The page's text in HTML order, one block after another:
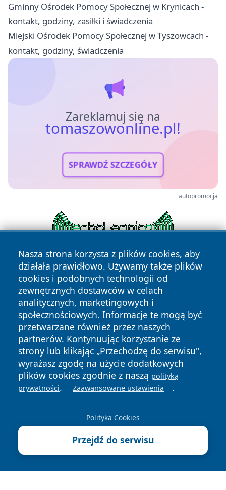
Gminny Ośrodek Pomocy Społecznej w Krynicach -
kontakt, godziny, zasiłki i świadczenia
Miejski Ośrodek Pomocy Społecznej w Tyszowcach -
kontakt, godziny, świadczenia
Zareklamuj się na
tomaszowonline.pl!
SPRAWDŹ SZCZEGÓŁY
autopromocja
Nasza strona korzysta z plików cookies, aby
działała prawidłowo. Używamy także plików
cookies i podobnych technologii od
zewnętrznych dostawców w celach
analitycznych, marketingowych i
społecznościowych. Informacje te mogą być
przetwarzane również przez naszych
partnerów. Kontynuując korzystanie ze
strony lub klikając „Przechodzę do serwisu",
wyrażasz zgodę na użycie dodatkowych
plików cookies zgodnie z naszą polityką
prywatności. Zaawansowane ustawienia .
Polityka Cookies
Przejdź do serwisu
Copyright © 2026 tomaszowonline.pl Wszystkie prawa
zastrzeżone.
News Autorzy
Polityka
Prywatności
Polityka
Cookies